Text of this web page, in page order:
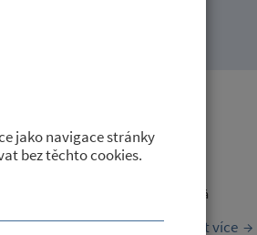
jako navigace stránky
bez těchto cookies.
z důvodu čerpání dovolené od
27.6.2017, zapsala Helena Moudrá
Číst více